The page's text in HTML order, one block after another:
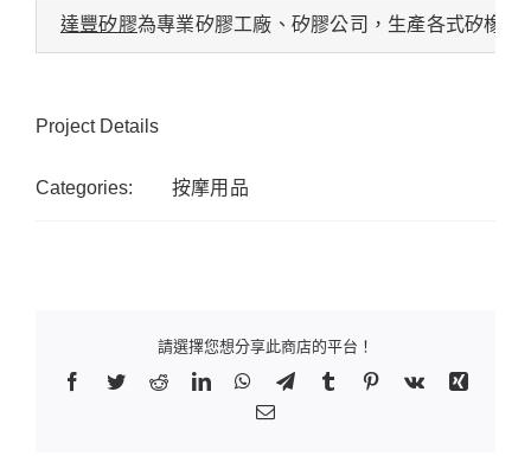
達豐矽膠為專業矽膠工廠、矽膠公司，生產各式矽橡
Project Details
Categories: 按摩用品
請選擇您想分享此商店的平台！
Facebook
TwitterRedditLinkedInWhatsApp
TelegramTumblr Pinterest
Vk
Xing
Email: